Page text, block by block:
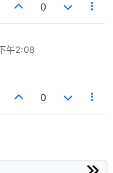
0
午2:08
0